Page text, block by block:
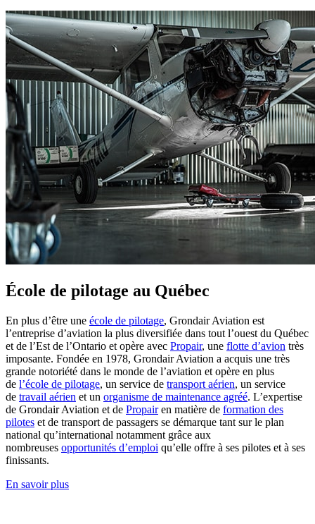
École de pilotage au Québec
En plus d’être une école de pilotage, Grondair Aviation est
l’entreprise d’aviation la plus diversifiée dans tout l’ouest du Québec
et de l’Est de l’Ontario et opère avec Propair, une flotte d’avion très
imposante. Fondée en 1978, Grondair Aviation a acquis une très
grande notoriété dans le monde de l’aviation et opère en plus
de l’école de pilotage, un service de transport aérien, un service
de travail aérien et un organisme de maintenance agréé. L’expertise
de Grondair Aviation et de Propairen matière de formation des
pilotes et de transport de passagers se démarque tant sur le plan
national qu’international notamment grâce aux
nombreuses opportunités d’emploi qu’elle offre à ses pilotes et à ses
finissants.
En savoir plus